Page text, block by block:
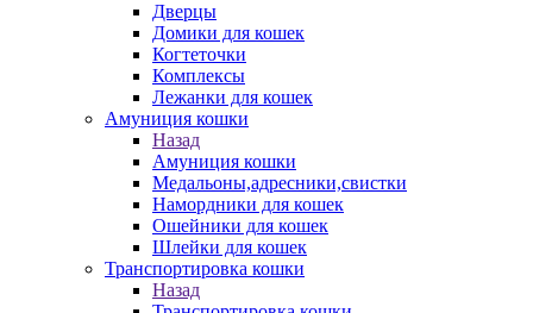
Дверцы
Домики для кошек
Когтеточки
Комплексы
Лежанки для кошек
Амуниция кошки
Назад
Амуниция кошки
Медальоны,адресники,свистки
Намордники для кошек
Ошейники для кошек
Шлейки для кошек
Транспортировка кошки
Назад